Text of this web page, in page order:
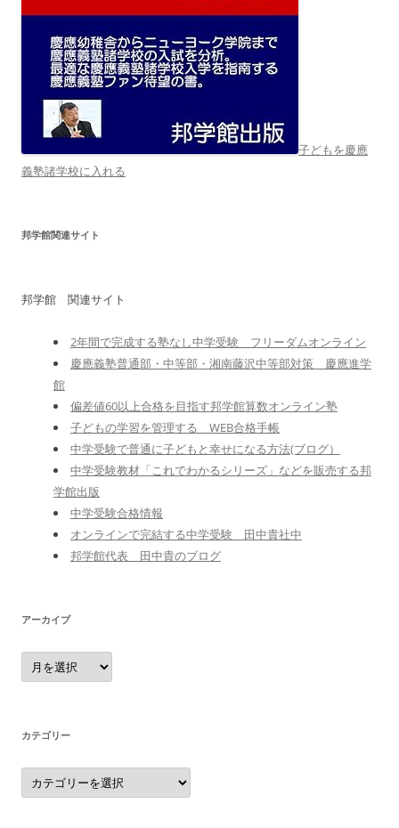
子どもを慶應
義塾諸学校に入れる
邦学館関連サイト
邦学館 関連サイト
2年間で完成する塾なし中学受験 フリーダムオンライン
慶應義塾普通部・中等部・湘南藤沢中等部対策 慶應進学
館
偏差値60以上合格を目指す邦学館算数オンライン塾
子どもの学習を管理する WEB合格手帳
中学受験で普通に子どもと幸せになる方法(ブログ）
中学受験教材「これでわかるシリーズ」などを販売する邦
学館出版
中学受験合格情報
オンラインで完結する中学受験 田中貴社中
邦学館代表 田中貴のブログ
アーカイブ
ア
ー
カ
カテゴリー
カ
テ
ゴ